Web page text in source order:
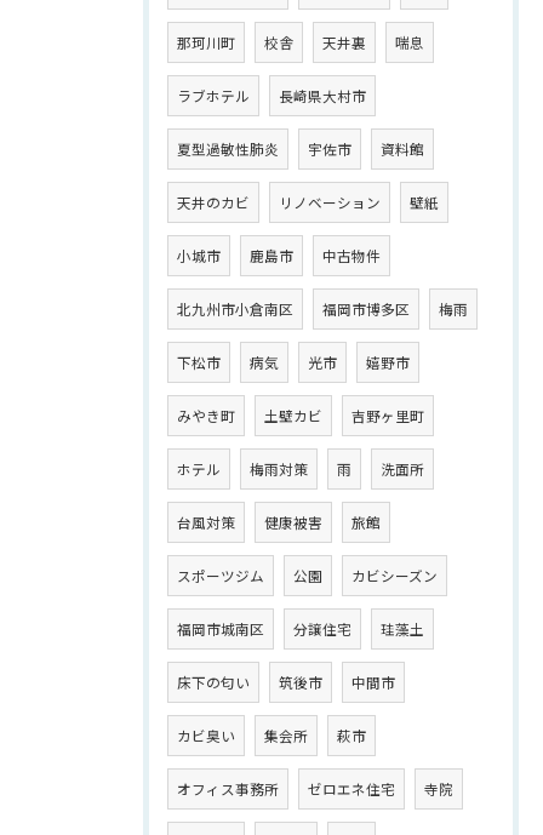
那珂川町 校舎 天井裏 喘息
ラブホテル 長崎県大村市
夏型過敏性肺炎 宇佐市 資料館
天井のカビ リノベーション 壁紙
小城市 鹿島市 中古物件
北九州市小倉南区 福岡市博多区 梅雨
下松市 病気 光市 嬉野市
みやき町 土壁カビ 吉野ヶ里町
ホテル 梅雨対策 雨 洗面所
台風対策 健康被害 旅館
スポーツジム 公園 カビシーズン
福岡市城南区 分譲住宅 珪藻土
床下の匂い 筑後市 中間市
カビ臭い 集会所 萩市
オフィス事務所 ゼロエネ住宅 寺院